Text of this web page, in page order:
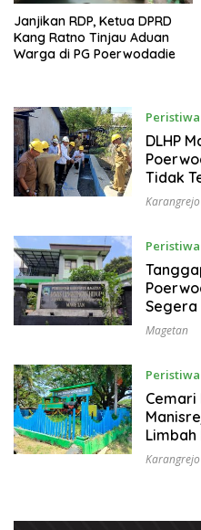
Janjikan RDP, Ketua DPRD
Kang Ratno Tinjau Aduan
Warga di PG Poerwodadie
Peristiwa
DLHP
Tidak
Karangrejo
Peristiwa
Segera
Magetan
Peristiwa
Cemari
Limbah
Karangrejo